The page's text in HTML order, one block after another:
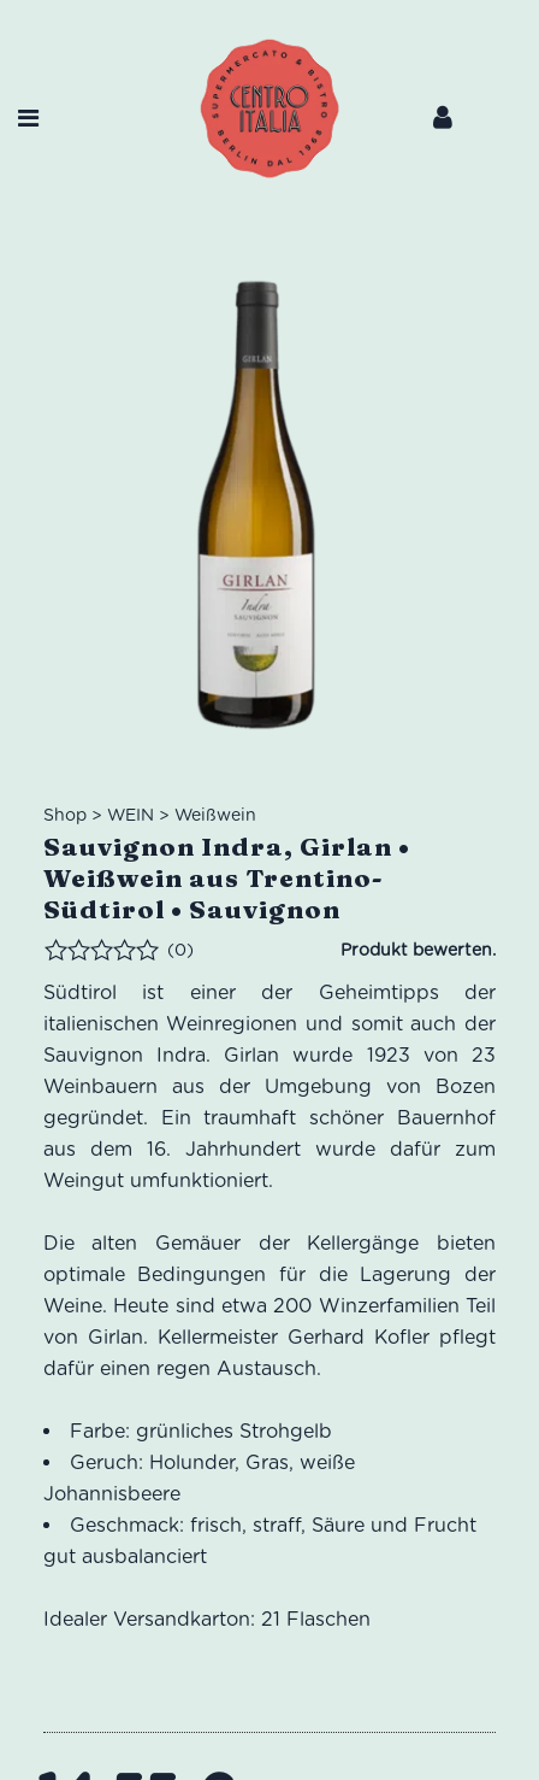
Shop> WEIN > Weißwein
Sauvignon Indra, Girlan •
Weißwein aus Trentino-
Südtirol • Sauvignon
Bewertet
(0)
Südtirol ist einer der Geheimtipps der
italienischen Weinregionen und somit auch der
Sauvignon Indra. Girlan wurde 1923 von 23
Weinbauern aus der Umgebung von Bozen
gegründet. Ein traumhaft schöner Bauernhof
aus dem 16. Jahrhundert wurde dafür zum
Weingut umfunktioniert.
Die alten Gemäuer der Kellergänge bieten
optimale Bedingungen für die Lagerung der
Weine. Heute sind etwa 200 Winzerfamilien Teil
von Girlan. Kellermeister Gerhard Kofler pflegt
dafür einen regen Austausch.
Farbe: grünliches Strohgelb
Geruch: Holunder, Gras, weiße
Johannisbeere
Geschmack: frisch, straff, Säure und Frucht
gut ausbalanciert
Idealer Versandkarton: 21 Flaschen